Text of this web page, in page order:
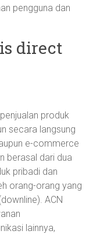
pengguna dan
direct
produk
secara langsung
e-commerce
berasal dari dua
pribadi dan
orang-orang yang
ACN
lainnya,